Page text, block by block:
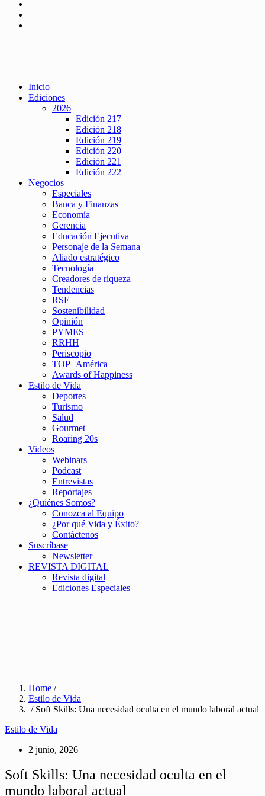
Inicio
Ediciones
2026
Edición 217
Edición 218
Edición 219
Edición 220
Edición 221
Edición 222
Negocios
Especiales
Banca y Finanzas
Economía
Gerencia
Educación Ejecutiva
Personaje de la Semana
Aliado estratégico
Tecnología
Creadores de riqueza
Tendencias
RSE
Sostenibilidad
Opinión
PYMES
RRHH
Periscopio
TOP+América
Awards of Happiness
Estilo de Vida
Deportes
Turismo
Salud
Gourmet
Roaring 20s
Videos
Webinars
Podcast
Entrevistas
Reportajes
¿Quiénes Somos?
Conozca al Equipo
¿Por qué Vida y Éxito?
Contáctenos
Suscríbase
Newsletter
REVISTA DIGITAL
Revista digital
Ediciones Especiales
Home /
Estilo de Vida
/ Soft Skills: Una necesidad oculta en el mundo laboral actual
Estilo de Vida
2 junio, 2026
Soft Skills: Una necesidad oculta en el
mundo laboral actual